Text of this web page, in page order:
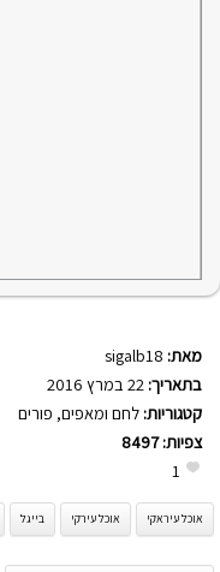
מאת: sigalb18
בתאריך:
קטגוריות: לחם ומאפים, פורים
צפיות:8497
1
אוכל עיראקי אוכל עירקי בייגל